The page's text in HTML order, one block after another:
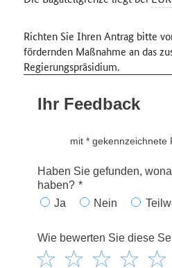
Richten Sie Ihren Antrag bitte
fördernden Maßnahme an das
Regierungspräsidium.